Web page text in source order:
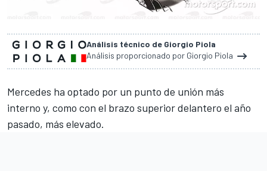
Análisis técnico de Giorgio Piola
Análisis proporcionado por Giorgio Piola
Mercedes ha optado por un punto de unión más
interno y, como con el brazo superior delantero el año
pasado, más elevado.